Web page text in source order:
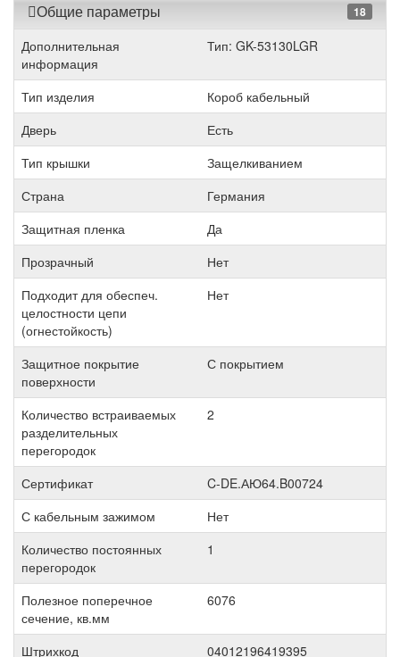
Общие параметры 18
Дополнительная
информация
Тип: GK-53130LGR
Тип изделия
Короб кабельный
Дверь
Есть
Тип крышки
Защелкиванием
Страна
Германия
Защитная пленка
Да
Прозрачный
Нет
Подходит для обеспеч.
целостности цепи
(огнестойкость)
Нет
Защитное покрытие
поверхности
С покрытием
Количество встраиваемых
разделительных
перегородок
2
Сертификат
C-DE.АЮ64.B00724
С кабельным зажимом
Нет
Количество постоянных
перегородок
1
Полезное поперечное
сечение, кв.мм
6076
Штрихкод
04012196419395